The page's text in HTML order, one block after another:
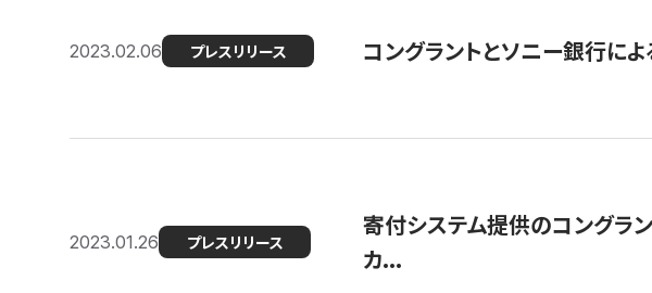
2023.02.06 プレスリリース コングラントとソニー銀行に
2023.01.26 プレスリリース
寄付システム提供のコングラ
カ...